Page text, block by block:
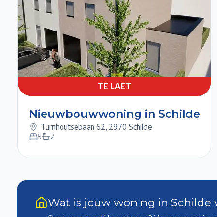
TE LAET
Previous slide
Next slide
TE
Nieuwbouwwoning in Schilde
Turnhoutsebaan 62, 2970 Schilde
5 2
Wat is jouw woning in Schilde